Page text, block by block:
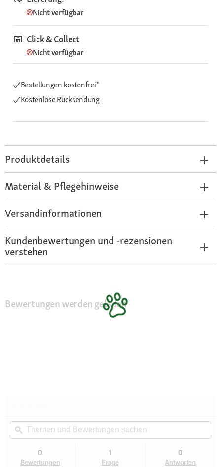
Nicht verfügbar
Click & Collect
Nicht verfügbar
Bestellungen kostenfrei*
Kostenlose Rücksendung
Produktdetails
Material & Pflegehinweise
Versandinformationen
Kundenbewertungen und -rezensionen
verstehen
Bewertungen werden geladen
Beurteilungswert
für
Tierlando
Ortho-
Medic
Themen
und
Bewertungen
ϙ
0
Bewertungen
1
Frage
0
Antworten